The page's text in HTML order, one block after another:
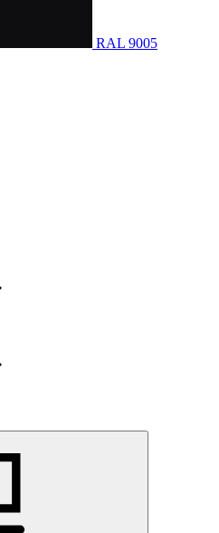
RAL 9005